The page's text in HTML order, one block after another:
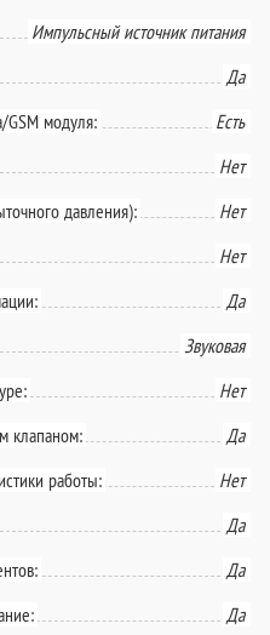
Импульсный источник питания
Да
GSM модуля:
Есть
Нет
давления):
Нет
Нет
Да
Звуковая
Нет
клапаном:
Да
работы:
Нет
Да
Да
Да